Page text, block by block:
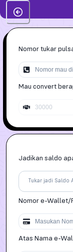
Nomor tukar
Mau convert
Jadikan saldo
Tukar jadi Saldo
Nomor e-Wallet/
Atas Nama e-